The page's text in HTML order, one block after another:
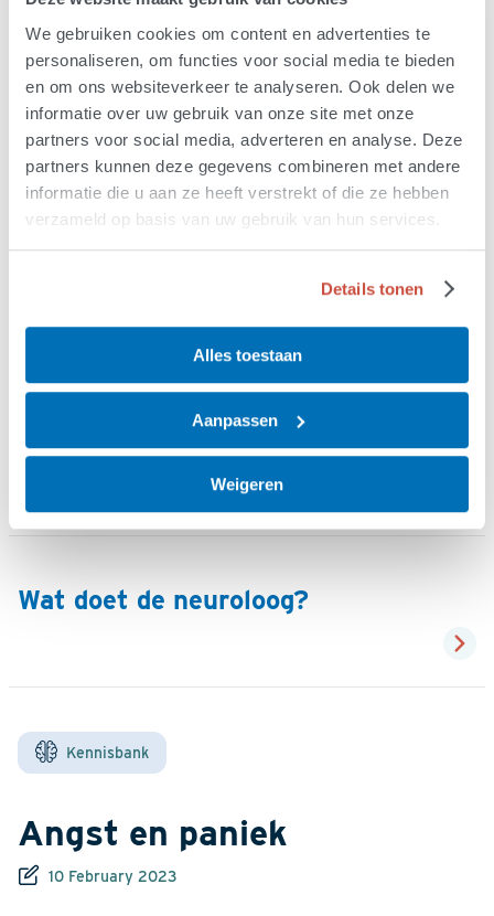
We gebruiken cookies om content en advertenties te
personaliseren, om functies voor social media te bieden
en om ons websiteverkeer te analyseren. Ook delen we
informatie over uw gebruik van onze site met onze
partners voor social media, adverteren en analyse. Deze
partners kunnen deze gegevens combineren met andere
informatie die u aan ze heeft verstrekt of die ze hebben
verzameld op basis van uw gebruik van hun services.
Details tonen
Alles toestaan
Aanpassen
Weigeren
Promotieonderzoek Balint
de Vries: nieuwe inzichten
Op 5 februari verdedigde Balint de Vries zijn
Wat doet de neuroloog?
Kennisbank
Angst en paniek
10 February 2023